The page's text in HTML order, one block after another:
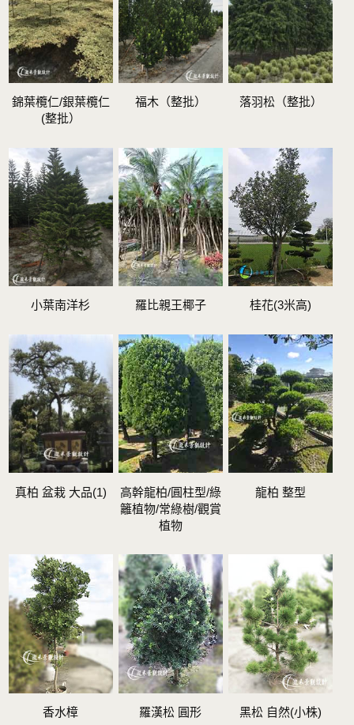
錦葉欖仁/銀葉欖仁
(整批）
福木（整批） 落羽松（整批）
小葉南洋杉 羅比親王椰子 桂花(3米高)
真柏 盆栽 大品(1)
高幹龍柏/圓柱型/綠
籬植物/常綠樹/觀賞
植物
龍柏 整型
香水樟 羅漢松 圓形 黑松 自然(小株)